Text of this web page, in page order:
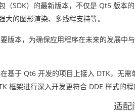
（SDK）的最新版本，不仅是 Qt5 版本
的图形渲染、多线程支持等。
版本，为确保应用程序在未来的发展
基于 Qt6 开发的项目上接入 DTK，无
框架进行深入开发更符合 DDE 样式的
适配